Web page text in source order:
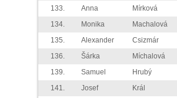
133.
Anna Mírková
134.
Monika Machalová
135.
Alexander Csizmár
136.
Šárka Míchalová
139.
Samuel Hrubý
141.
Josef Král